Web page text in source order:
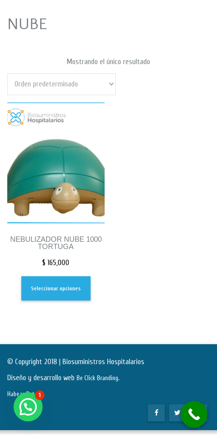
NUBE
Mostrando el único resultado
NEBULIZADOR NUBE 1000
TORTUGA
$ 165,000
Seleccionar opciones
© Copyright 2018 | Biosuministros Hospitalarios
Diseño y desarrollo web Be Click Branding.
Habeas Data1